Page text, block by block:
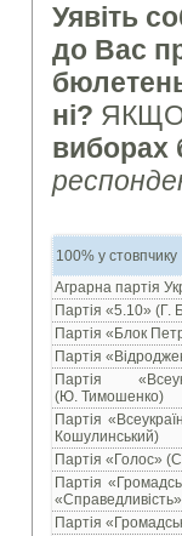
Уявіть
до Вас
ні? ЯКЩО
виборах
100% у стовпчику
Аграрна партія
Партія «5.10» (Г.
Партія «Блок
Партія
Партія
(Ю. Тимошенко)
Партія
Кошулинський)
Партія «Голос»
Партія
«Справедливість»
Партія